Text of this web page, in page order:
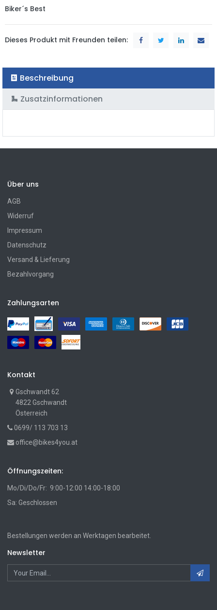
Biker´s Best
Dieses Produkt mit Freunden teilen:
Beschreibung
Zusatzinformationen
Über uns
AGB
Widerruf
Impressum
Datenschutz
Versand & Lieferung
Bezahlvorgang
Zahlungsarten
Kontakt
Gschwandt 62
4822 Gschwandt
Österreich
0699/ 113 703 13
office@bikes4you.at
Öffnungszeiten:
Mo/Di/Do/Fr: 9:00-12:00 14:00-18:00
Sa: Geschlossen
Bestellungen werden an Werktagen bearbeitet.
Newsletter